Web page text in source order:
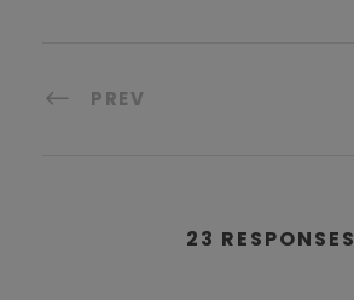
PREV
23 RESPONSES